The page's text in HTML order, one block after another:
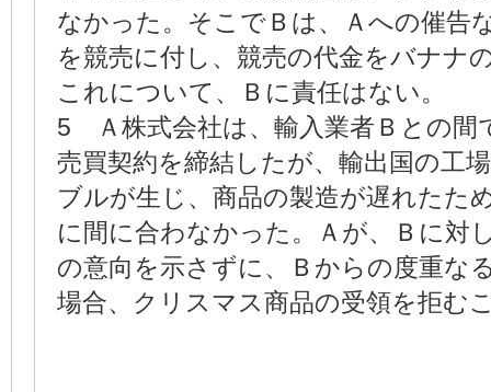
なかった。そこでＢは、Ａへの催告
を競売に付し、競売の代金をバナナ
これについて、Ｂに責任はない。
5 Ａ株式会社は、輸入業者Ｂとの間
売買契約を締結したが、輸出国の工
ブルが生じ、商品の製造が遅れたた
に間に合わなかった。Ａが、Ｂに対
の意向を示さずに、Ｂからの度重な
場合、クリスマス商品の受領を拒む